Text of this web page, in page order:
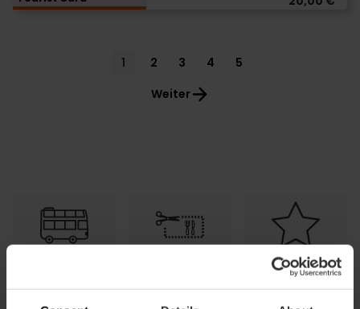
Current
1 Page
2 Page
3 Page
4 Page
5
Weiter
Ermäßigungen